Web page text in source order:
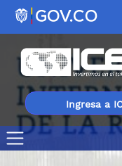
Ingresa a
Maestrías en